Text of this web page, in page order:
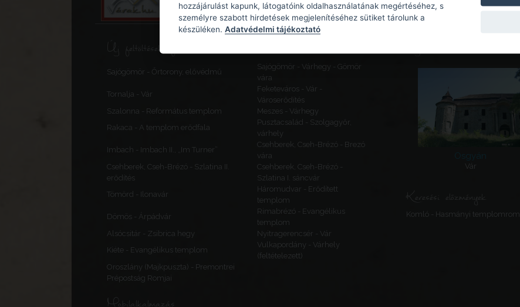
Új feltöltések, frissítések
Sajógömör - Őrtorony, elővédmű
Sajógömör - Várhegy - Gömör
vára
Tornalja - Vár
Feketeváros - Vár -
Városerődítés
Szalonna - Református templom
Meszes - Várhegy
Rakaca - A templom erődfala
Pusztacsalád - Szolgagyőr,
várhely
Imbach - Imbach II., „Im Turner”
Csehberek, Cseh-Brézó - Brezó
vára
Csehberek, Cseh-Brézó - Szlatina II.
erődítés
Csehberek, Cseh-Brézó -
Szlatina I. sáncvár
Tömörd - Ilonavár
Háromudvar - Erődített
templom
Dömös - Árpádvár
Rimabrézó - Evangélikus
templom
Alsócsitár - Zsibrica hegy
Nyitragerencsér - Vár
Kiéte - Evangélikus templom
Vulkapordány - Várhely
(feltételezett)
Oroszlány (Majkpuszta) - Premontrei
Prépostság Romjai
Mobilalkalmazás
Osgyán
Vár
Keresési előzmények
Komló - Hasmányi templomrom
hozzájárulást kapunk, látogatóink oldalhasználatának megértéséhez, s
személyre szabott hirdetések megjelenítéséhez sütiket tárolunk a
készüléken. Adatvédelmi tájékoztató